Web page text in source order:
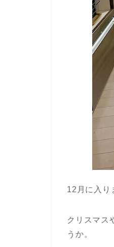
12月に入り
クリスマス
うか。